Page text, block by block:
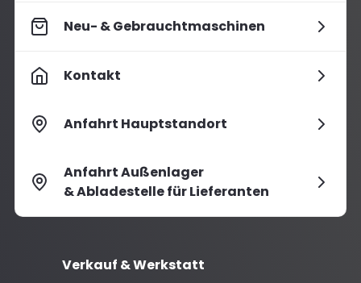
Neu- & Gebrauchtmaschinen
Kontakt
Anfahrt Hauptstandort
Anfahrt Außenlager
& Abladestelle für Lieferanten
Verkauf & Werkstatt